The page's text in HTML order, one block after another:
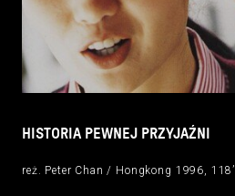
HISTORIA PEWNEJ PRZYJAŹNI
reż. Peter Chan / Hongkong 1996, 118’